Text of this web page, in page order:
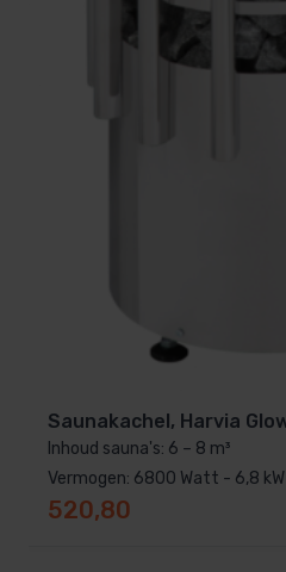
Saunakachel, Harvia
Inhoud sauna's: 6 – 8 m³
Vermogen: 6800 Watt - 6,8 kW
520,80